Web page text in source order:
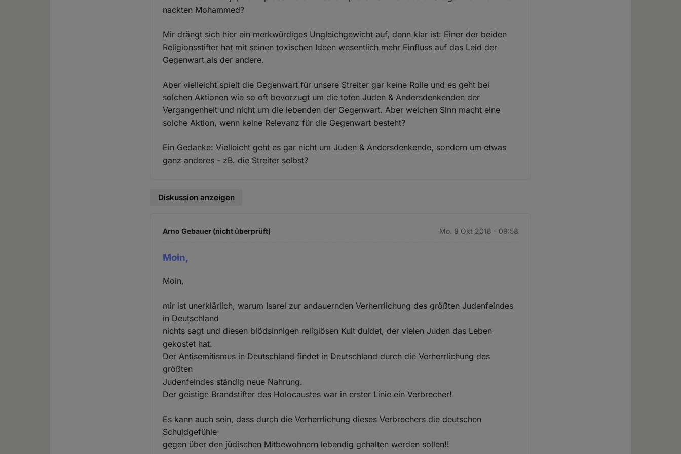
nackten Mohammed?
Mir drängt sich hier ein merkwürdiges Ungleichgewicht auf, denn klar ist: Einer der beiden
Religionsstifter hat mit seinen toxischen Ideen wesentlich mehr Einfluss auf das Leid der
Gegenwart als der andere.
Aber vielleicht spielt die Gegenwart für unsere Streiter gar keine Rolle und es geht bei
solchen Aktionen wie so oft bevorzugt um die toten Juden & Andersdenkenden der
Vergangenheit und nicht um die lebenden der Gegenwart. Aber welchen Sinn macht eine
solche Aktion, wenn keine Relevanz für die Gegenwart besteht?
Ein Gedanke: Vielleicht geht es gar nicht um Juden & Andersdenkende, sondern um etwas
ganz anderes - zB. die Streiter selbst?
Diskussion anzeigen
Arno Gebauer (nicht überprüft) Mo. 8 Okt 2018 - 09:58
Moin,
Moin,
mir ist unerklärlich, warum Isarel zur andauernden Verherrlichung des größten Judenfeindes
in Deutschland
nichts sagt und diesen blödsinnigen religiösen Kult duldet, der vielen Juden das Leben
gekostet hat.
Der Antisemitismus in Deutschland findet in Deutschland durch die Verherrlichung des
größten
Judenfeindes ständig neue Nahrung.
Der geistige Brandstifter des Holocaustes war in erster Linie ein Verbrecher!
Es kann auch sein, dass durch die Verherrlichung dieses Verbrechers die deutschen
Schuldgefühle
gegen über den jüdischen Mitbewohnern lebendig gehalten werden sollen!!